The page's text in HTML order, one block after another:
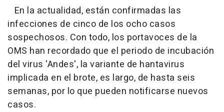
En la actualidad, están confirmadas las
infecciones de cinco de los ocho casos
sospechosos. Con todo, los portavoces de la
OMS han recordado que el periodo de incubación
del virus 'Andes', la variante de hantavirus
implicada en el brote, es largo, de hasta seis
semanas, por lo que pueden notificarse nuevos
casos.